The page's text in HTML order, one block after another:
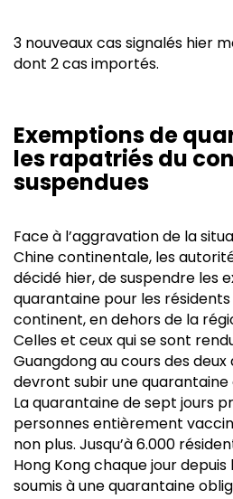
3 nouveaux cas signalés hier
dont 2 cas importés.
Exemptions de
les rapatriés du
suspendues
Face à l’aggravation de la
Chine continentale, les
décidé hier, de suspendre les
quarantaine pour les
continent, en dehors de la
Celles et ceux qui se sont
Guangdong au cours des
devront subir une quarantaine
La quarantaine de sept jours
personnes entièrement
non plus. Jusqu’à 6.000
Hong Kong chaque jour
soumis à une quarantaine